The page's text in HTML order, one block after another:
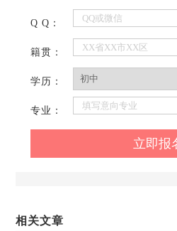
Q Q：
籍贯：
学历：
专业：
相关文章